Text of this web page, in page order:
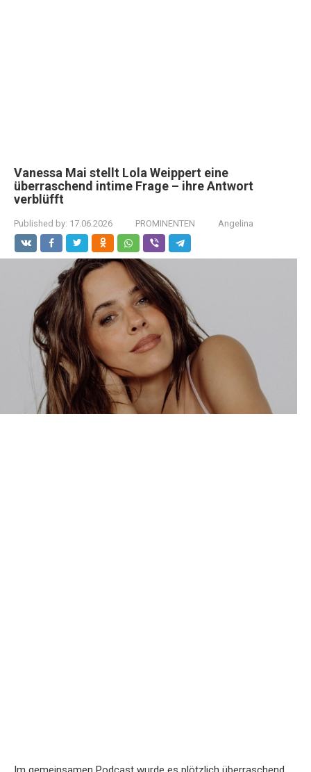
Vanessa Mai stellt Lola Weippert eine
überraschend intime Frage – ihre Antwort
verblüfft
Published by: 17.06.2026 PROMINENTEN Angelina